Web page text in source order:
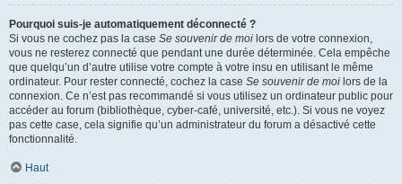
Pourquoi suis-je automatiquement déconnecté ?
Si vous ne cochez pas la case Se souvenir de moi lors de votre connexion,
vous ne resterez connecté que pendant une durée déterminée. Cela empêche
que quelqu’un d’autre utilise votre compte à votre insu en utilisant le même
ordinateur. Pour rester connecté, cochez la case Se souvenir de moi lors de la
connexion. Ce n’est pas recommandé si vous utilisez un ordinateur public pour
accéder au forum (bibliothèque, cyber-café, université, etc.). Si vous ne voyez
pas cette case, cela signifie qu’un administrateur du forum a désactivé cette
fonctionnalité.
Haut